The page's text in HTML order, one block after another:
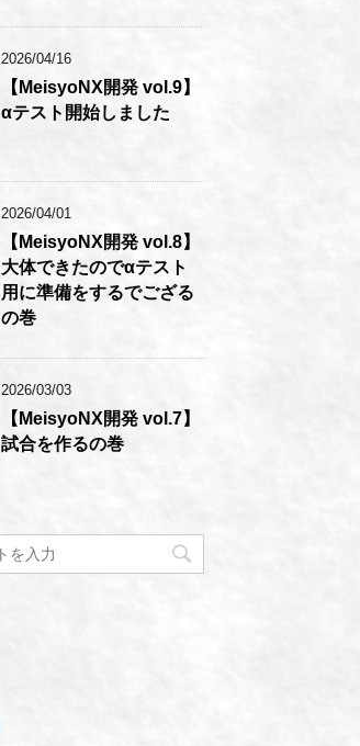
2026/04/16
【MeisyoNX開発 vol.9】
αテスト開始しました
2026/04/01
【MeisyoNX開発 vol.8】
大体できたのでαテスト
用に準備をするでござる
の巻
2026/03/03
【MeisyoNX開発 vol.7】
試合を作るの巻